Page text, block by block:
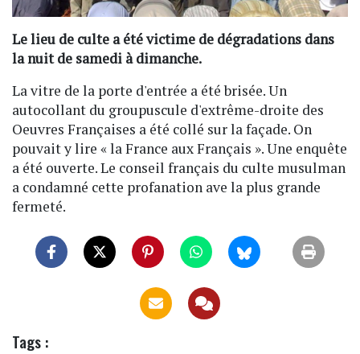
Le lieu de culte a été victime de dégradations dans
la nuit de samedi à dimanche.
La vitre de la porte d'entrée a été brisée. Un
autocollant du groupuscule d'extrême-droite des
Oeuvres Françaises a été collé sur la façade. On
pouvait y lire « la France aux Français ». Une enquête
a été ouverte. Le conseil français du culte musulman
a condamné cette profanation ave la plus grande
fermeté.
Tags :